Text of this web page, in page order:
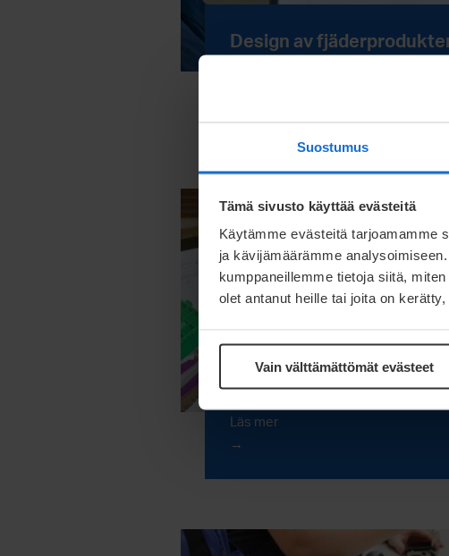
Suostumus
Tämä sivusto käyttää evästeitä
Käytämme evästeitä tarjoamamme
ja kävijämäärämme
kumppaneillemme tietoja siitä,
olet antanut heille tai joita on
Vain välttämättömät evästeet
Design av
Simulering och
Läs mer